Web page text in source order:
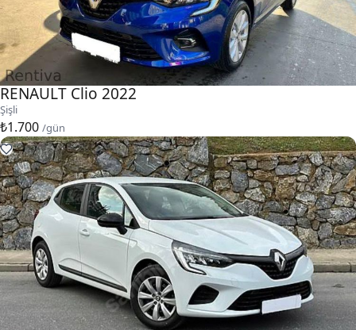
RENAULT Clio 2022
Şişli
₺1.700 /gün